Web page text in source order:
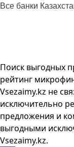
Все банки
Поиск выгодных
рейтинг
Vsezaimy.kz не
исключительно
предложения и
выгодными
Vsezaimy.kz.